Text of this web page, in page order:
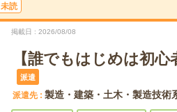
未読
掲載日 2026/08/08
【誰でもはじめは初
派遣
派遣先 製造・建築・土木・製造技術